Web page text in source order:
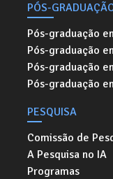
PÓS-
Pós-graduação
Pós-graduação
Pós-graduação
Pós-graduação
PESQUISA
Comissão de
A Pesquisa no IA
Programas